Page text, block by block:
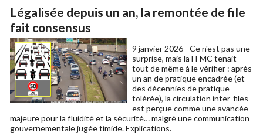
à
un
ami
Légalisée depuis un an, la remontée de file
fait consensus
9 janvier 2026 - Ce n'est pas une
surprise, mais la FFMC tenait
tout de même à le vérifier : après
un an de pratique encadrée (et
des décennies de pratique
tolérée), la circulation inter-files
est perçue comme une avancée
majeure pour la fluidité et la sécurité… malgré une communication
gouvernementale jugée timide. Explications.